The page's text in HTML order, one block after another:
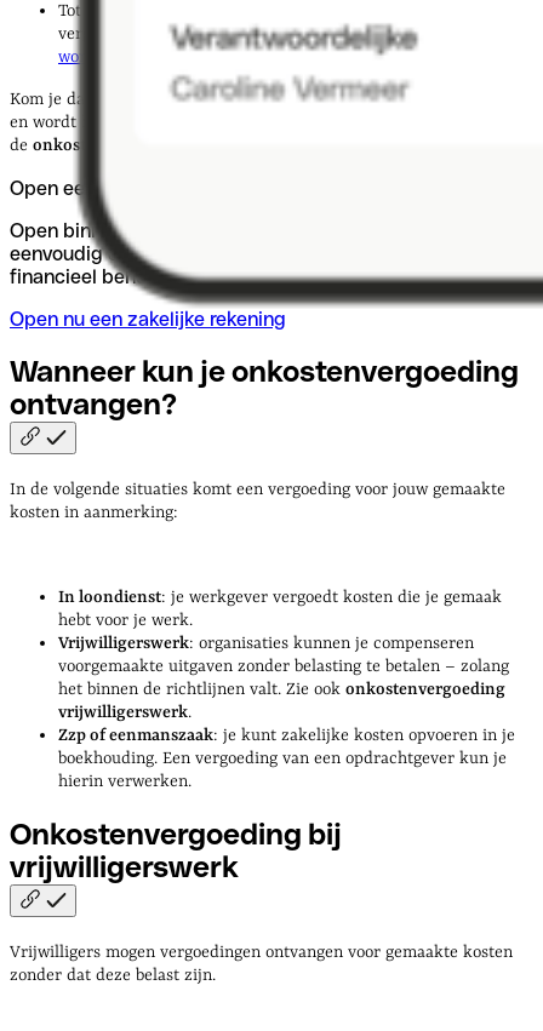
Tot 0,19 cent per kilometer bij reiskosten kun je onbelast
vergoeden (2025-tarief).Zorg ervoor dat deze altijd correct
worden berekend.
Kom je daarbuiten? Dan moet je een fiscale verantwoording geven,
en wordt het belast. Deze regels verschijnen regelmatig in
de onkostenvergoeding belastingdienst
Open een zakelijke rekening
Open binnen enkele minuten een zakelijke rekening – snel,
eenvoudig en 100% online. Start vandaag nog met slim
financieel beheer.
Open nu een zakelijke rekening
Wanneer kun je onkostenvergoeding
ontvangen?
In de volgende situaties komt een vergoeding voor jouw gemaakte
kosten in aanmerking:
In loondienst: je werkgever vergoedt kosten die je gemaak
hebt voor je werk.
Vrijwilligerswerk: organisaties kunnen je compenseren
voorgemaakte uitgaven zonder belasting te betalen – zolang
het binnen de richtlijnen valt. Zie ook onkostenvergoeding
vrijwilligerswerk.
Zzp of eenmanszaak: je kunt zakelijke kosten opvoeren in je
boekhouding. Een vergoeding van een opdrachtgever kun je
hierin verwerken.
Onkostenvergoeding bij
vrijwilligerswerk
Vrijwilligers mogen vergoedingen ontvangen voor gemaakte kosten
zonder dat deze belast zijn.